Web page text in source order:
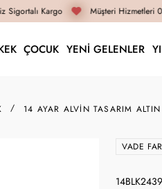
Sigortalı Kargo Müşteri Hizmetleri
ÇOCUK YENİ GELENLER
14 AYAR ALVIN TASARIM ALTIN
VADE
14BLK2439